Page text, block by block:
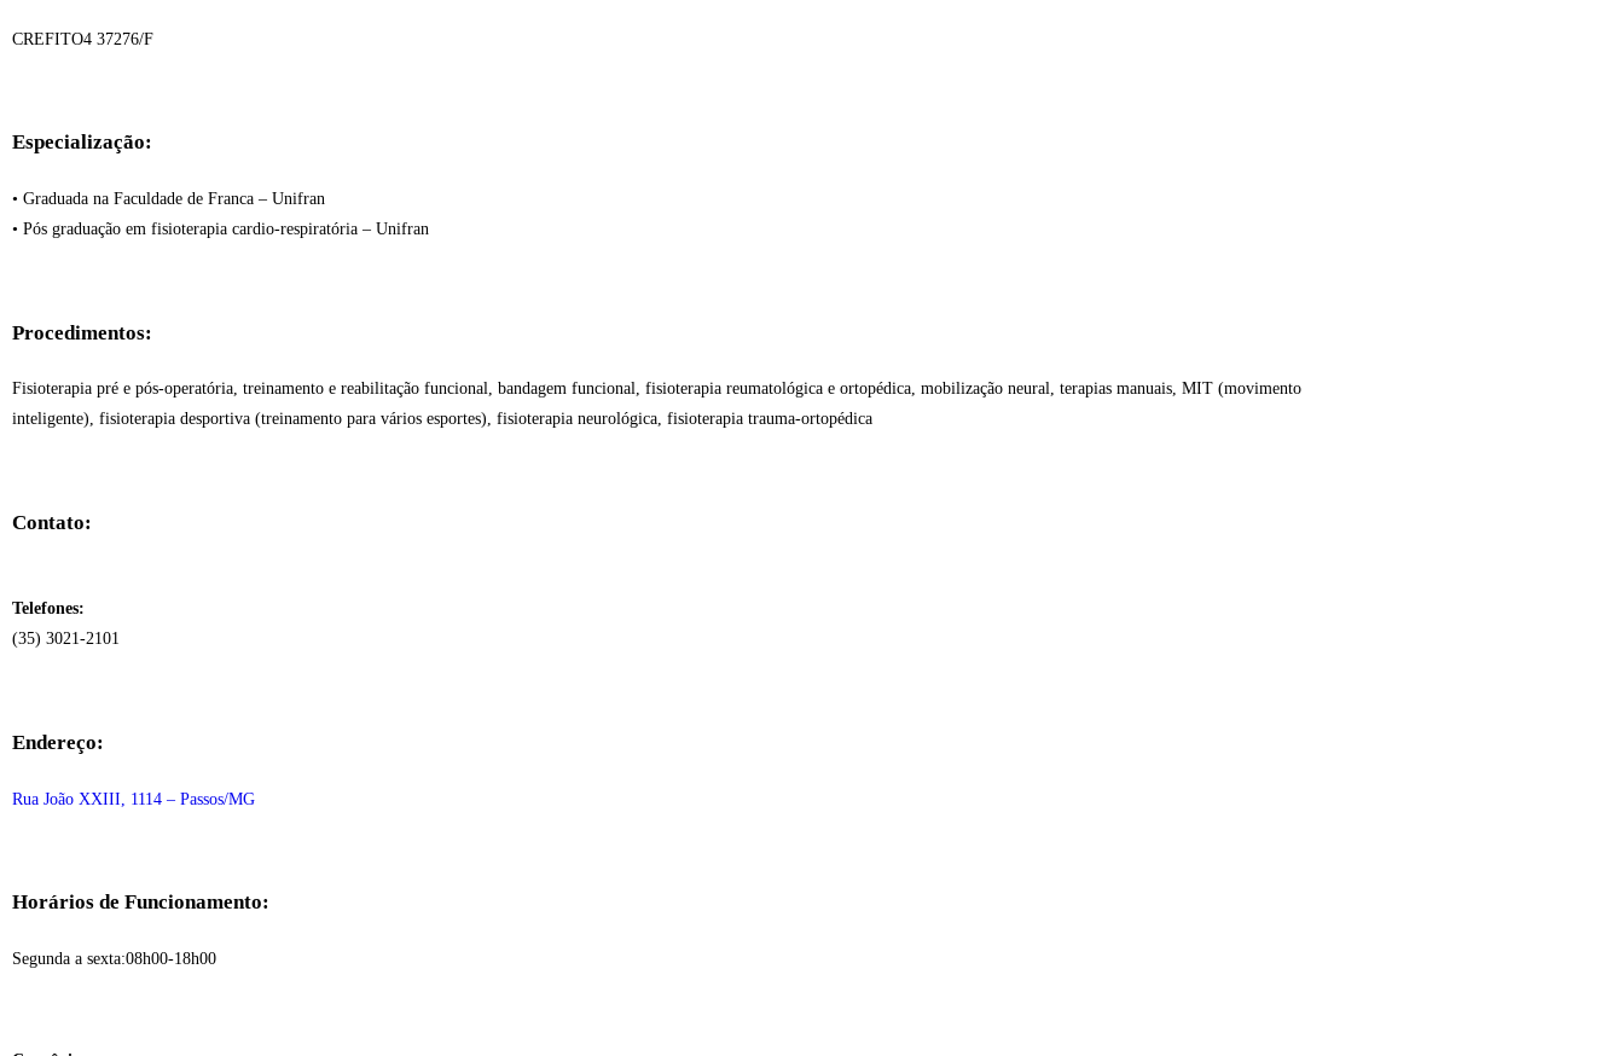
CREFITO4 37276/F
Especialização:
• Graduada na Faculdade de Franca – Unifran
• Pós graduação em fisioterapia cardio-respiratória – Unifran
Procedimentos:
Fisioterapia pré e pós-operatória, treinamento e reabilitação funcional, bandagem funcional, fisioterapia reumatológica e ortopédica, mobilização neural, terapias manuais, MIT (movimento
inteligente), fisioterapia desportiva (treinamento para vários esportes), fisioterapia neurológica, fisioterapia trauma-ortopédica
Contato:
Telefones:
(35) 3021-2101
Endereço:
Rua João XXIII, 1114 – Passos/MG
Horários de Funcionamento:
Segunda a sexta:08h00-18h00